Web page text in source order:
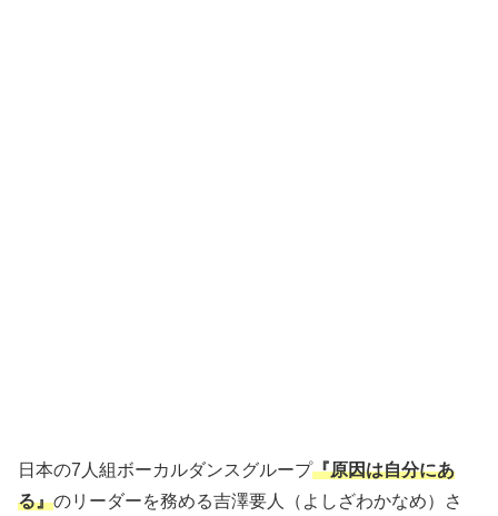
日本の7人組ボーカルダンスグループ『原因は自分にあ
る』のリーダーを務める吉澤要人（よしざわかなめ）さ